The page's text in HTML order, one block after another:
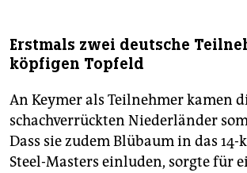
Erstmals zwei deutsche
köpfigen Topfeld
An Keymer als Teilnehmer kamen
schachverrückten Niederländer
Dass sie zudem Blübaum in das 14-
Steel-Masters einluden, sorgte für